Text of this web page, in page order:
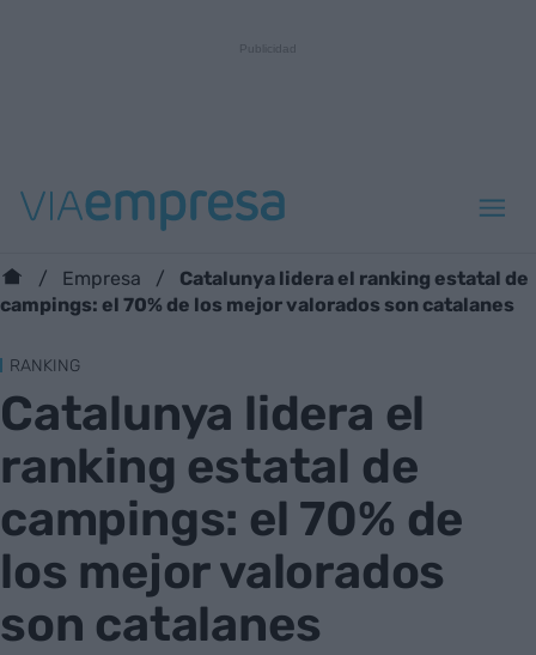
Empresa
Catalunya lidera el ranking estatal de
campings: el 70% de los mejor valorados son catalanes
RANKING
Catalunya lidera el
ranking estatal de
campings: el 70% de
los mejor valorados
son catalanes